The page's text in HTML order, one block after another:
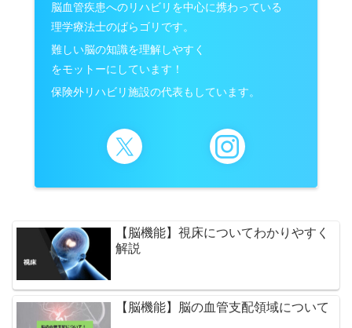
脳血管疾患へのリハビリを中心に携わっている
理学療法士のぱらゴリです。
難しい脳の知識を理解しやすく
をモットーにしています！
保険外リハビリ施設の代表もしています。
【脳機能】視床についてわかりやすく
解説
【脳機能】脳の血管支配領域について